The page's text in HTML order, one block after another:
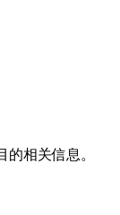
相关信息。